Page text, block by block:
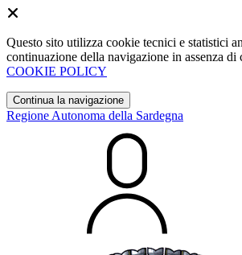
Questo sito utilizza cookie tecnici e statistici
continuazione della navigazione in assenza
COOKIE POLICY
Continua la navigazione
Regione Autonoma della Sardegna